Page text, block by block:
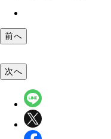
前へ
次へ